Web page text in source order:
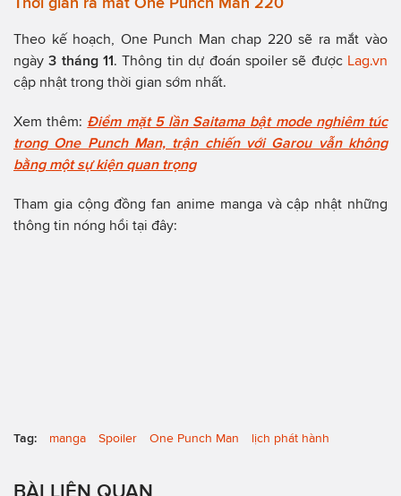
Theo kế hoạch, One Punch Man chap 220 sẽ ra mắt vào
ngày 3 tháng 11 . Thông tin dự đoán spoiler sẽ được Lag.vn
cập nhật trong thời gian sớm nhất.
Xem thêm: Điểm mặt 5 lần Saitama bật mode nghiêm túc
trong One Punch Man, trận chiến với Garou vẫn không
bằng một sự kiện quan trọng
Tham gia cộng đồng fan anime manga và cập nhật những
thông tin nóng hổi tại đây:
Tag: manga Spoiler One Punch Man lịch phát hành
BÀI LIÊN QUAN